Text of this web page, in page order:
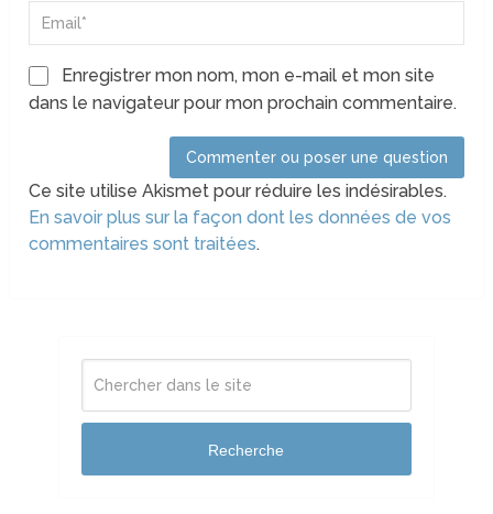
Enregistrer mon nom, mon e-mail et mon site
dans le navigateur pour mon prochain commentaire.
Ce site utilise Akismet pour réduire les indésirables.
En savoir plus sur la façon dont les données de vos
commentaires sont traitées.
Recherche